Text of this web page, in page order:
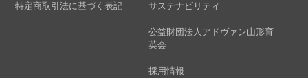
特定商取引法に基づく表記 サステナビリティ
公益財団法人アドヴァン山形育
英会
採用情報